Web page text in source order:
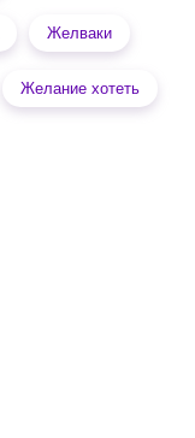
Желваки
Желание хотеть